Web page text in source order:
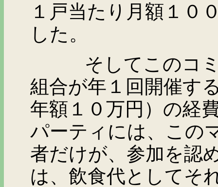
１戸当たり月額１０
した。
そしてこのコミュ
組合が年１回開催す
年額１０万円）の経
パーティには、この
者だけが、参加を認
は、飲食代としてそ